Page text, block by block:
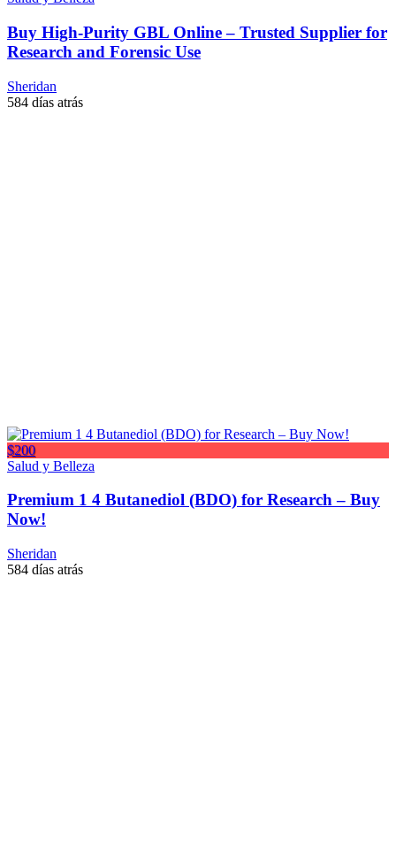
Buy High-Purity GBL Online – Trusted Supplier for
Research and Forensic Use
Sheridan
584 días atrás
$200
Salud y Belleza
Premium 1 4 Butanediol (BDO) for Research – Buy
Now!
Sheridan
584 días atrás